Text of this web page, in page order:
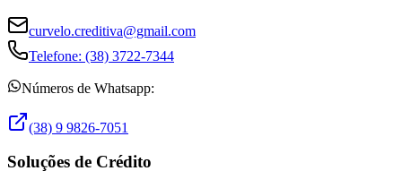
curvelo.creditiva@gmail.com
Telefone: (38) 3722-7344
Números de Whatsapp:
(38) 9 9826-7051
Soluções de Crédito